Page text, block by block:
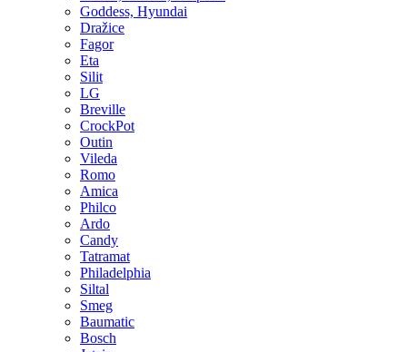
Goddess, Hyundai
Dražice
Fagor
Eta
Silit
LG
Breville
CrockPot
Outin
Vileda
Romo
Amica
Philco
Ardo
Candy
Tatramat
Philadelphia
Siltal
Smeg
Baumatic
Bosch